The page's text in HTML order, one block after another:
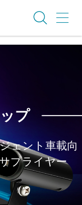
プ
ェント車載向
プライヤー